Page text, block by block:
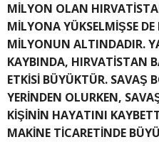
MİLYON OLAN
MİLYONA YÜKSELMİŞSE
MİLYONUN ALTINDADIR.
KAYBINDA, HIRVATİSTAN
ETKİSİ BÜYÜKTÜR. SAVAŞ
YERİNDEN OLURKEN,
KİŞİNİN HAYATINI
MAKİNE TİCARETİNDE